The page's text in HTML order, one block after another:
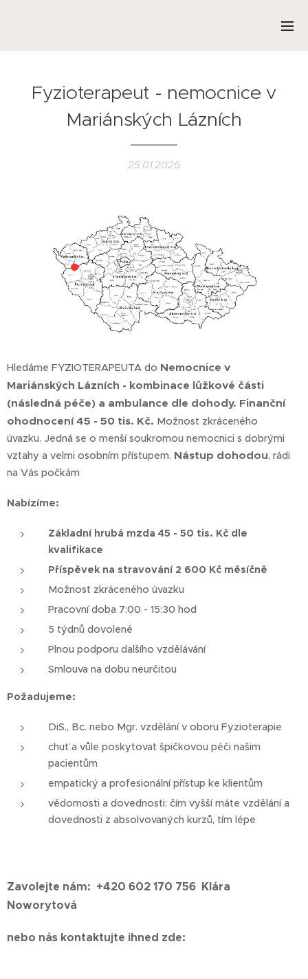
Fyzioterapeut - nemocnice v
Mariánských Lázních
25.01.2026
Hledáme FYZIOTERAPEUTA do Nemocnice v
Mariánských Lázních - kombinace lůžkové části
(následná péče) a ambulance dle dohody. Finanční
ohodnocení 45 - 50 tis. Kč. Možnost zkráceného
úvazku. Jedná se o menší soukromou nemocnici s dobrými
vztahy a velmi osobním přístupem. Nástup dohodou, rádi
na Vás počkám
Nabízíme:
Základní hrubá mzda 45 - 50 tis. Kč dle
kvalifikace
Příspěvek na stravování 2 600 Kč měsíčně
Možnost zkráceného úvazku
Pracovní doba 7:00 - 15:30 hod
5 týdnů dovolené
Plnou podporu dalšího vzdělávání
Smlouva na dobu neurčitou
Požadujeme:
DiS., Bc. nebo Mgr. vzdělání v oboru Fyzioterapie
chuť a vůle poskytovat špičkovou péči našim
pacientům
empatický a profesionální přístup ke klientům
vědomosti a dovednosti: čím vyšší máte vzdělání a
dovednosti z absolvovaných kurzů, tím lépe
Zavolejte nám: +420 602 170 756 Klára
Noworytová
nebo nás kontaktujte ihned zde: